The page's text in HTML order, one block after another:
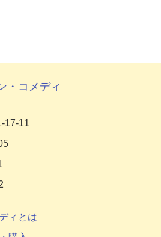
・コメディ
17-11
ィとは